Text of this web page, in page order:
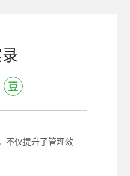
不仅提升了管理效